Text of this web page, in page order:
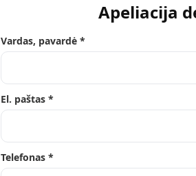
Apeliacija
Vardas, pavardė *
El. paštas *
Telefonas *